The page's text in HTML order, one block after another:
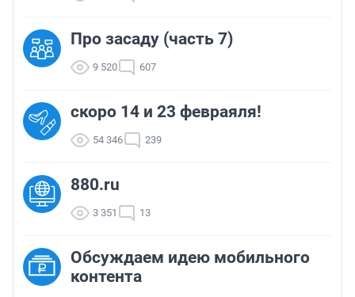
Про засаду (часть 7)
9 520 607
скоро 14 и 23 февраяля!
54 346 239
880.ru
3 351 13
Обсуждаем идею мобильного
контента